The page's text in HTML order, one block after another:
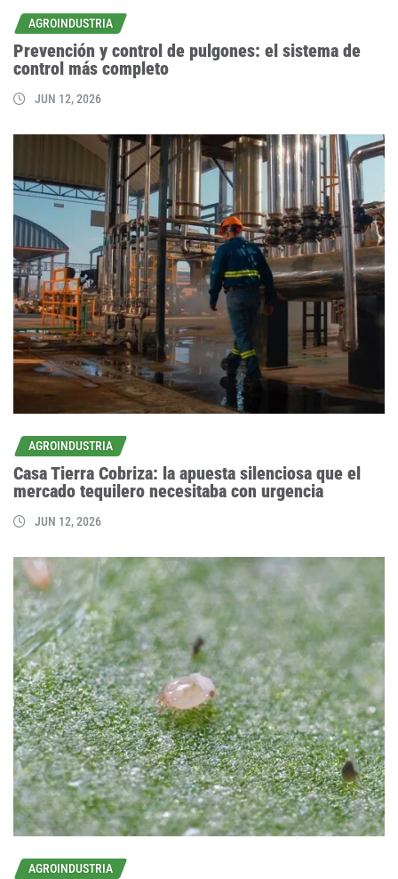
AGROINDUSTRIA
Prevención y control de pulgones: el sistema de
control más completo
JUN 12, 2026
AGROINDUSTRIA
Casa Tierra Cobriza: la apuesta silenciosa que el
mercado tequilero necesitaba con urgencia
JUN 12, 2026
AGROINDUSTRIA